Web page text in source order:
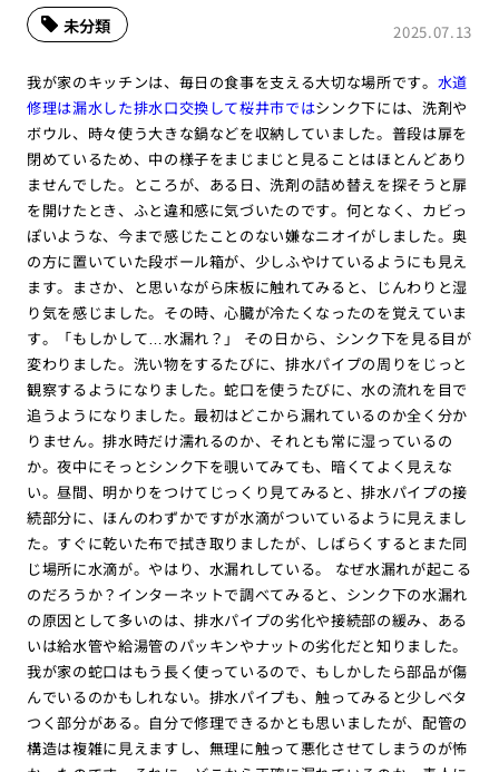
2025.07.13
未分類
我が家のキッチンは、毎日の食事を支える大切な場所です。 水道
修理は漏水した排水口交換して桜井市ではシンク下には、洗剤や
ボウル、時々使う大きな鍋などを収納していました。普段は扉を
閉めているため、中の様子をまじまじと見ることはほとんどあり
ませんでした。ところが、ある日、洗剤の詰め替えを探そうと扉
を開けたとき、ふと違和感に気づいたのです。何となく、カビっ
ぽいような、今まで感じたことのない嫌なニオイがしました。奥
の方に置いていた段ボール箱が、少しふやけているようにも見え
ます。まさか、と思いながら床板に触れてみると、じんわりと湿
り気を感じました。その時、心臓が冷たくなったのを覚えていま
す。「もしかして…水漏れ？」 その日から、シンク下を見る目が
変わりました。洗い物をするたびに、排水パイプの周りをじっと
観察するようになりました。蛇口を使うたびに、水の流れを目で
追うようになりました。最初はどこから漏れているのか全く分か
りません。排水時だけ濡れるのか、それとも常に湿っているの
か。夜中にそっとシンク下を覗いてみても、暗くてよく見えな
い。昼間、明かりをつけてじっくり見てみると、排水パイプの接
続部分に、ほんのわずかですが水滴がついているように見えまし
た。すぐに乾いた布で拭き取りましたが、しばらくするとまた同
じ場所に水滴が。やはり、水漏れしている。 なぜ水漏れが起こる
のだろうか？インターネットで調べてみると、シンク下の水漏れ
の原因として多いのは、排水パイプの劣化や接続部の緩み、ある
いは給水管や給湯管のパッキンやナットの劣化だと知りました。
我が家の蛇口はもう長く使っているので、もしかしたら部品が傷
んでいるのかもしれない。排水パイプも、触ってみると少しベタ
つく部分がある。自分で修理できるかとも思いましたが、配管の
構造は複雑に見えますし、無理に触って悪化させてしまうのが怖